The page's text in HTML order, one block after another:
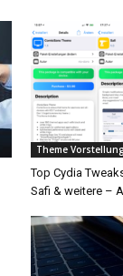
Theme
Top Cydia
Safi & weitere –